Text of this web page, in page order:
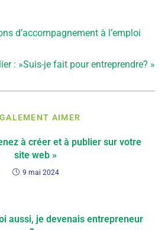
d’accompagnement à l’emploi
: »Suis-je fait pour entreprendre? »
AIMER
à créer et à publier sur votre
site web »
9 mai 2024
aussi, je devenais entrepreneur